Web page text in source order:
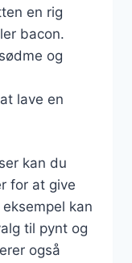
en rig
bacon.
og
lave en
kan du
for at give
kan
til pynt og
også